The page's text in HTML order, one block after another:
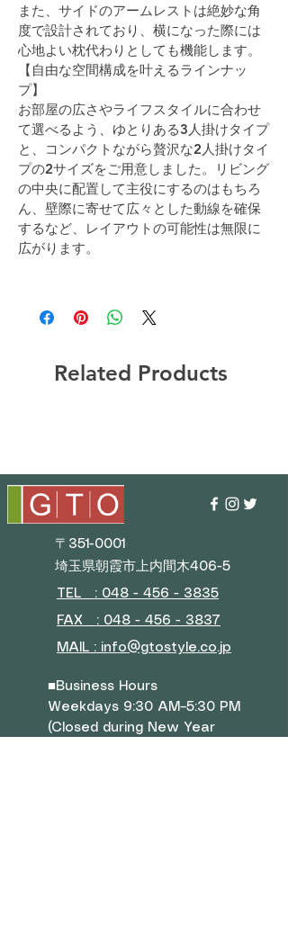
また、サイドのアームレストは絶妙な角
度で設計されており、横になった際には
心地よい枕代わりとしても機能します。
【自由な空間構成を叶えるラインナッ
プ】
お部屋の広さやライフスタイルに合わせ
て選べるよう、ゆとりある3人掛けタイプ
と、コンパクトながら贅沢な2人掛けタイ
プの2サイズをご用意しました。リビング
の中央に配置して主役にするのはもちろ
ん、壁際に寄せて広々とした動線を確保
するなど、レイアウトの可能性は無限に
広がります。
Related Products
〒351-0001
埼玉県朝霞市上内間木406-5
TEL : 048 - 456 - 3835​
FAX : 048 - 456 - 3837
MAIL : info@gtostyle.co.jp
■Business Hours
Weekdays 9:30 AM–5:30 PM
(Closed during New Year